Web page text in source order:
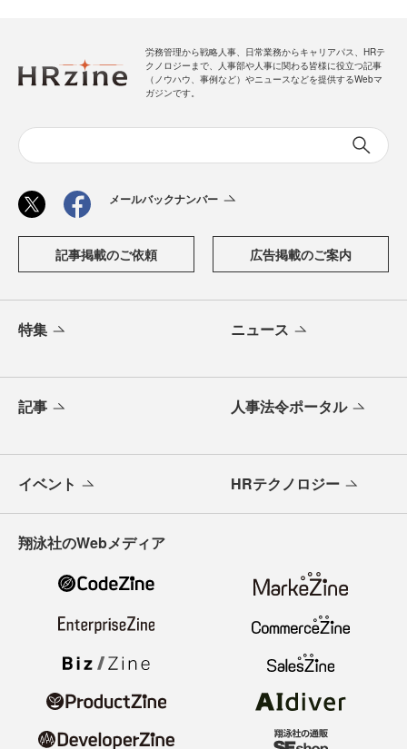
労務管理から戦略人事、日常業務からキャリアパス、HRテ
クノロジーまで、人事部や人事に関わる皆様に役立つ記事
（ノウハウ、事例など）やニュースなどを提供するWebマ
ガジンです。
メールバックナンバー
記事掲載のご依頼 広告掲載のご案内
特集 ニュース
記事 人事法令ポータル
イベント HRテクノロジー
翔泳社のWebメディア